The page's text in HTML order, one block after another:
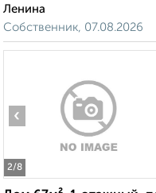
Ленина
Собственник, 07.08.2026
2/8
‹